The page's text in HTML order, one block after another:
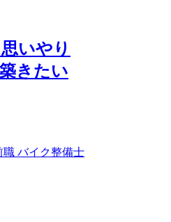
いやり
きたい
職 バイク整備士